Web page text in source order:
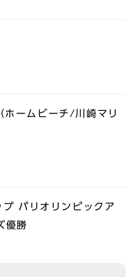
ホームビーチ/川崎マリ
パリオリンピックア
優勝